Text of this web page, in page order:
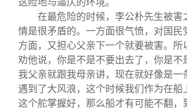
这险地与逼仄的环境。
在最危险的时候，李公朴先生被害
情是很矛盾的。一方面很气愤，对国民
方面，又担心父亲下一个就要被害。所
劝他说，你是不是不要出去了，你是不
我父亲就跟我母亲讲，现在就好像是一
遇到了大风浪，这个时候我们作为在船
这个舵掌握好，那么船才有可能不翻，